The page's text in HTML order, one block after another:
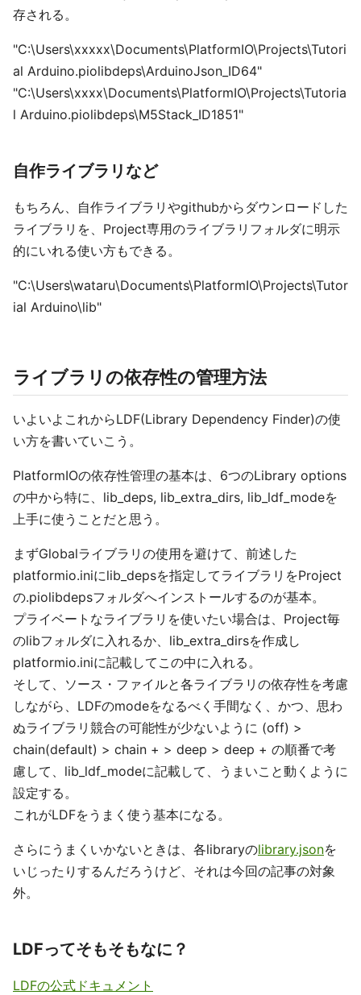
存される。
"C:\Users\xxxxx\Documents\PlatformIO\Projects\Tutori
al Arduino.piolibdeps\ArduinoJson_ID64"
"C:\Users\xxxx\Documents\PlatformIO\Projects\Tutoria
l Arduino.piolibdeps\M5Stack_ID1851"
自作ライブラリなど
もちろん、自作ライブラリやgithubからダウンロードした
ライブラリを、Project専用のライブラリフォルダに明示
的にいれる使い方もできる。
"C:\Users\wataru\Documents\PlatformIO\Projects\Tutor
ial Arduino\lib"
ライブラリの依存性の管理方法
いよいよこれからLDF(Library Dependency Finder)の使
い方を書いていこう。
PlatformIOの依存性管理の基本は、6つのLibrary options
の中から特に、lib_deps, lib_extra_dirs, lib_ldf_modeを
上手に使うことだと思う。
まずGlobalライブラリの使用を避けて、前述した
platformio.iniにlib_depsを指定してライブラリをProject
の.piolibdepsフォルダへインストールするのが基本。
プライベートなライブラリを使いたい場合は、Project毎
のlibフォルダに入れるか、lib_extra_dirsを作成し
platformio.iniに記載してこの中に入れる。
そして、ソース・ファイルと各ライブラリの依存性を考慮
しながら、LDFのmodeをなるべく手間なく、かつ、思わ
ぬライブラリ競合の可能性が少ないように (off) >
chain(default) > chain + > deep > deep + の順番で考
慮して、lib_ldf_modeに記載して、うまいこと動くように
設定する。
これがLDFをうまく使う基本になる。
さらにうまくいかないときは、各libraryのlibrary.jsonを
いじったりするんだろうけど、それは今回の記事の対象
外。
LDFってそもそもなに？
LDFの公式ドキュメント